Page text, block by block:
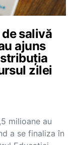
salivă
ajuns
zilei
milioane au
a se finaliza în